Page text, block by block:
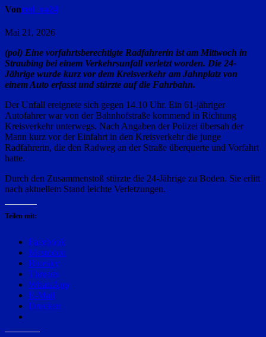
Vonred_ra24
Mai 21, 2026
(pol) Eine vorfahrtsberechtigte Radfahrerin ist am Mittwoch in
Straubing bei einem Verkehrsunfall verletzt worden. Die 24-
Jährige wurde kurz vor dem Kreisverkehr am Jahnplatz von
einem Auto erfasst und stürzte auf die Fahrbahn.
Der Unfall ereignete sich gegen 14.10 Uhr. Ein 61-jähriger
Autofahrer war von der Bahnhofstraße kommend in Richtung
Kreisverkehr unterwegs. Nach Angaben der Polizei übersah der
Mann kurz vor der Einfahrt in den Kreisverkehr die junge
Radfahrerin, die den Radweg an der Straße überquerte und Vorfahrt
hatte.
Durch den Zusammenstoß stürzte die 24-Jährige zu Boden. Sie erlitt
nach aktuellem Stand leichte Verletzungen.
Teilen mit:
Facebook
Mastodon
Bluesky
Threads
WhatsApp
E-Mail
Drucken